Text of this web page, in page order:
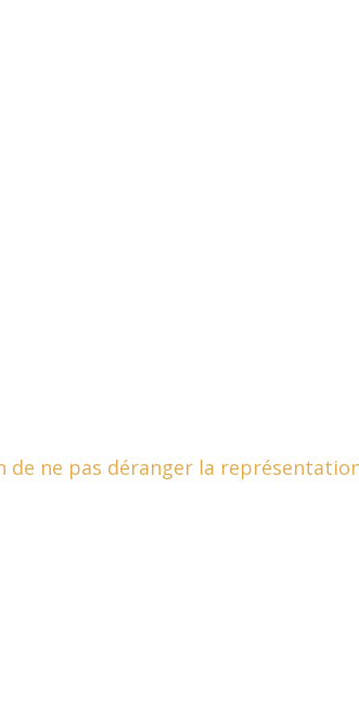
de ne pas déranger la